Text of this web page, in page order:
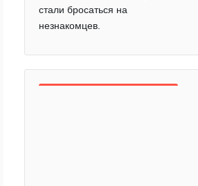
стали бросаться на
незнакомцев.